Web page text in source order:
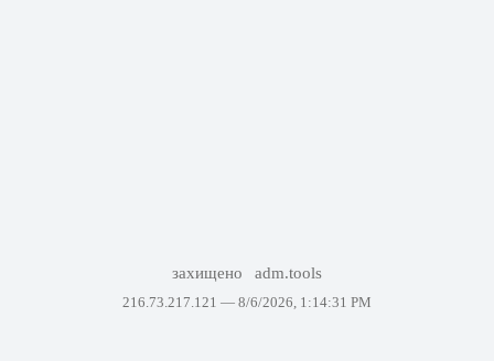
захищено adm.tools
216.73.217.121 — 8/6/2026, 1:14:31 PM